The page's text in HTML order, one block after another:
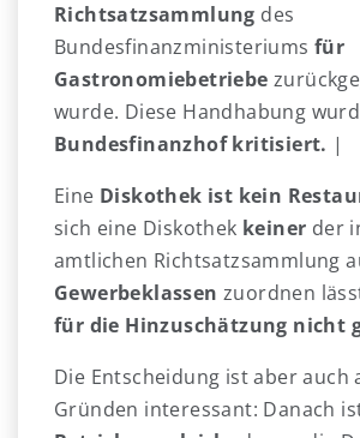
Richtsatzsammlung des
Bundesfinanzministeriums für
Gastronomiebetriebe
wurde. Diese Handhabung
Bundesfinanzhof kritisiert. |
Eine Diskothek ist kein
sich eine Diskothek keiner der
amtlichen Richtsatzsammlung
Gewerbeklassen zuordnen
für die Hinzuschätzung nicht
Die Entscheidung ist aber auch
Gründen interessant: Danach